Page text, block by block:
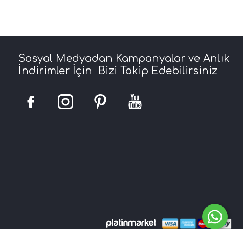
Sosyal Medyadan Kampanyalar ve Anlık
İndirimler İçin Bizi Takip Edebilirsiniz